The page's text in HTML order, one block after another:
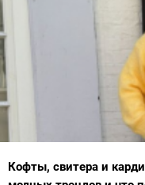
Кофты, свитера и